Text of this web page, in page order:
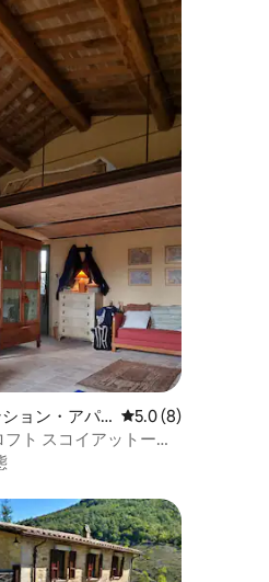
の平均評価
ョン・アパ
レビュー8件、5つ
5.0 (8)
ト スコイアットーロ